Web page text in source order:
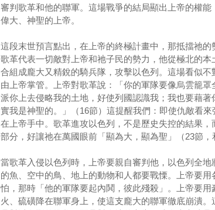
審判歌革和他的聯軍。這場戰爭的結局顯出上帝的權能
偉大、神聖的上帝。
這段末世預言點出，在上帝的終極計畫中，那抵擋祂的
歌革代表一切敵對上帝和祂子民的勢力，他從極北的本
合組成龐大又精銳的騎兵隊，攻擊以色列。這場看似不
由上帝掌管。上帝對歌革說：「你的軍隊要像烏雲籠罩
派你上去侵略我的土地，好使列國認識我；我也要藉著
實我是神聖的。」（16節）這提醒我們：即使仇敵看來
在上帝手中。歌革進攻以色列，不是歷史失控的結果，
部分，好讓祂在萬國眼前「顯為大，顯為聖」（23節，
當歌革入侵以色列時，上帝要親自審判他，以色列全地
的魚、空中的鳥、地上的動物和人都要戰慄。上帝要用
怕，那時「他的軍隊要起內鬨，彼此殘殺」。上帝要用
火、硫磺降在聯軍身上，使這支龐大的聯軍徹底崩潰。